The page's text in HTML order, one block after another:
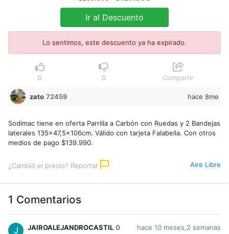
Ir al Descuento
Lo sentimos, este descuento ya ha expirado.
0 0 Compartir
zato 72459 hace 8me
Sodimac tiene en oferta Parrilla a Carbón con Ruedas y 2 Bandejas
laterales 135x47,5x106cm. Válido con tarjeta Falabella. Con otros
medios de pago $139.990.
¿Cambió el precio? Reportar Aire Libre
1 Comentarios
JAIROALEJANDROCASTIL 0
hace 10 meses,2 semanas